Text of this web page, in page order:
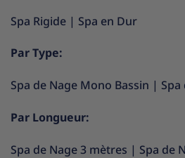
Spa Rigide | Spa en Dur
Par Type:
Spa de Nage Mono Bassin | Spa
Par Longueur:
Spa de Nage 3 mètres | Spa de